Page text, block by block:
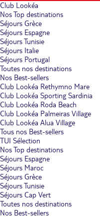
Club Lookéa
Nos Top destinations
Séjours Grèce
Séjours Espagne
Séjours Tunisie
Séjours Italie
Séjours Portugal
Toutes nos destinations
Nos Best-sellers
Club Lookéa Rethymno Mare
Club Lookéa Sporting Sardinia
Club Lookéa Roda Beach
Club Lookéa Palmeiras Village
Club Lookéa Alua Village
Tous nos Best-sellers
TUI Sélection
Nos Top destinations
Séjours Espagne
Séjours Maroc
Séjours Grèce
Séjours Tunisie
Séjours Cap Vert
Toutes nos destinations
Nos Best-sellers